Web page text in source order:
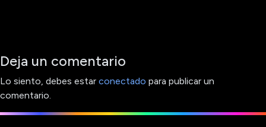
Deja un comentario
Lo siento, debes estar conectado para publicar un
comentario.